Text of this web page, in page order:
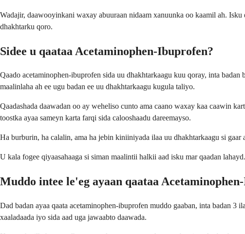
Wadajir, daawooyinkani waxay abuuraan nidaam xanuunka oo kaamil ah.
dhakhtarku qoro.
Sidee u qaataa Acetaminophen-Ibuprofen?
Qaado acetaminophen-ibuprofen sida uu dhakhtarkaagu kuu qoray, inta
maalinlaha ah ee ugu badan ee uu dhakhtarkaagu kugula taliyo.
Qaadashada daawadan oo ay weheliso cunto ama caano waxay kaa caawin
toostka ayaa sameyn karta farqi sida calooshaadu dareemayso.
Ha burburin, ha calalin, ama ha jebin kiniiniyada ilaa uu dhakhtarkaagu si
U kala fogee qiyaasahaaga si siman maalintii halkii aad isku mar qaadan
Muddo intee le'eg ayaan qaataa
Dad badan ayaa qaata acetaminophen-ibuprofen muddo gaaban, inta badan
xaaladaada iyo sida aad uga jawaabto daawada.